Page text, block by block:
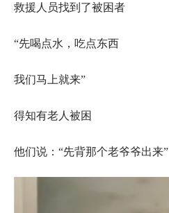
救援人员找到了被困者
“先喝点水，吃点东西
我们马上就来”
得知有老人被困
他们说：“先背那个老爷爷出来”